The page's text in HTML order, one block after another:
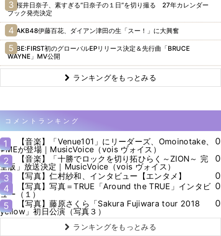
桜井日奈子、素すぎる“日奈子の１日”を切り撮る 27年カレンダー
ブック発売決定
AKB48伊藤百花、ダイアン津田の生「スー！」に大興奮
BE:FIRST初のグローバルEPリリース決定＆先行曲「BRUCE
WAYNE」MV公開
ランキングをもっとみる
コメントランキング
1
【音楽】「Venue101」にリーダーズ、Omoinotake、
≠MEが登場｜MusicVoice（vois ヴォイス）
0
2
【音楽】「十勝でロックを切り拓ひらく～ZION～ 完
全版」放送決定｜MusicVoice（vois ヴォイス）
0
3
【写真】仁村紗和、インタビュー【エンタメ】
0
4
【写真】写真＝TRUE「Around the TRUE」インタビ
ュー（１）
0
5
【写真】藤原さくら「Sakura Fujiwara tour 2018
yellow」初日公演（写真３）
0
ランキングをもっとみる